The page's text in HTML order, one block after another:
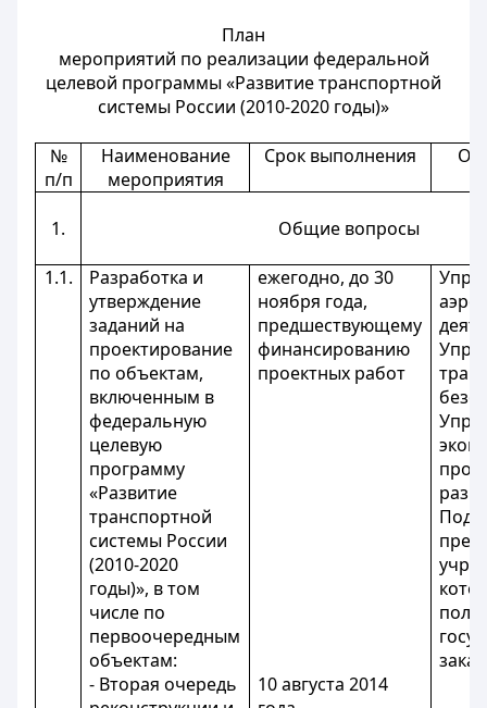
План
мероприятий по реализации федеральной
целевой программы «Развитие транспортной
системы России (2010-2020 годы)»
№
п/п
Наименование
мероприятия
Срок выполнения
1. Общие вопросы
1.1.
Разработка и
утверждение
заданий на
проектирование
по объектам,
включенным в
федеральную
целевую
программу
«Развитие
транспортной
системы России
(2010-2020
годы)», в том
числе по
первоочередным
объектам:
ежегодно, до 30
ноября года,
предшествующему
финансированию
проектных работ
- Вторая очередь
10 августа 2014